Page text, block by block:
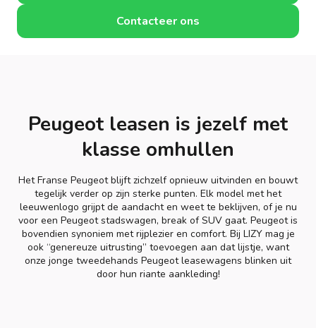
Contacteer ons
Peugeot leasen is jezelf met
klasse omhullen
Het Franse Peugeot blijft zichzelf opnieuw uitvinden en bouwt
tegelijk verder op zijn sterke punten. Elk model met het
leeuwenlogo grijpt de aandacht en weet te beklijven, of je nu
voor een Peugeot stadswagen, break of SUV gaat. Peugeot is
bovendien synoniem met rijplezier en comfort. Bij LIZY mag je
ook “genereuze uitrusting” toevoegen aan dat lijstje, want
onze jonge tweedehands Peugeot leasewagens blinken uit
door hun riante aankleding!